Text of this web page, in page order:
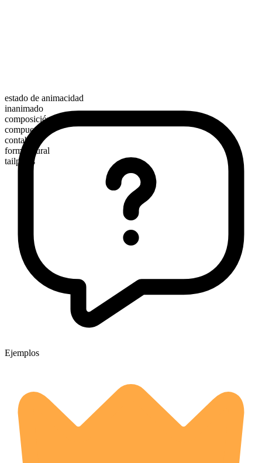
estado de animacidad
inanimado
composición morfológica
compuesto
contable
forma plural
tailpipes
Ejemplos